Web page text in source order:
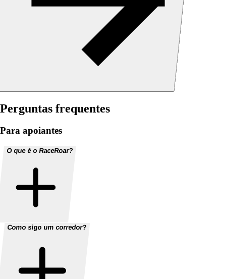
Perguntas frequentes
Para apoiantes
O que é o RaceRoar?
Como sigo um corredor?